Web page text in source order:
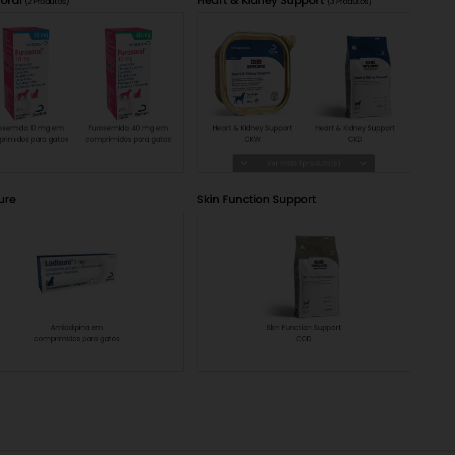
10 mg em
para gatos
Furosemida 40 mg em
comprimidos para gatos
Heart & Kidney Support
CKW
Heart & Kidney Support
CKD
Amlodipina em
comprimidos para gatos
Skin Function Support
Skin Function Support
CΩD